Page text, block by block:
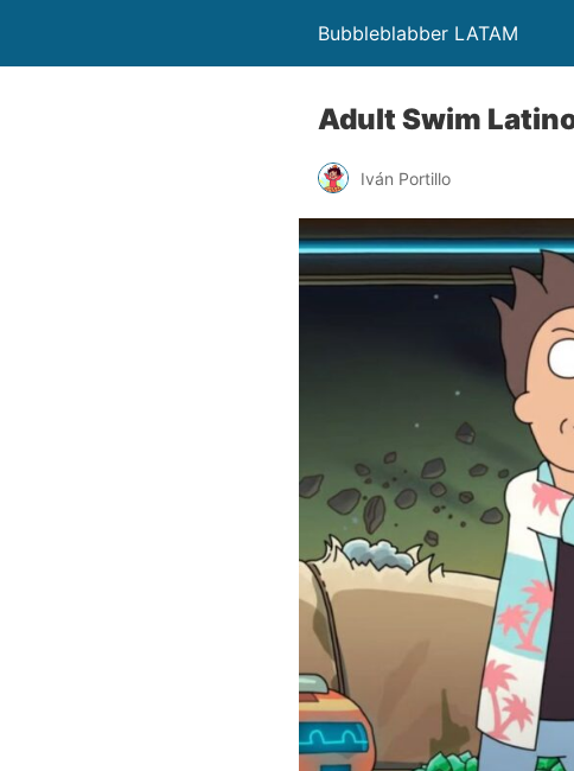
Bubbleblabber LATAM
Adult Swim
Iván Portillo